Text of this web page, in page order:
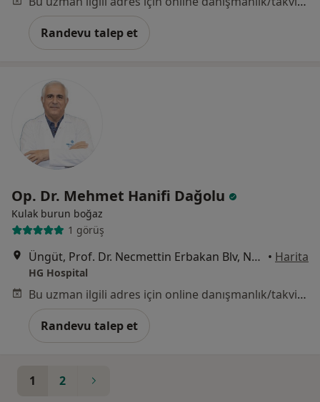
Randevu talep et
Op. Dr. Mehmet Hanifi Dağolu
Kulak burun boğaz
1 görüş
Üngüt, Prof. Dr. Necmettin Erbakan Blv, No:209, Onikişubat, Kahramanmaraş • Harita
HG Hospital
Bu uzman ilgili adres için online danışmanlık/takvim sunmuyor.
Randevu talep et
1 2